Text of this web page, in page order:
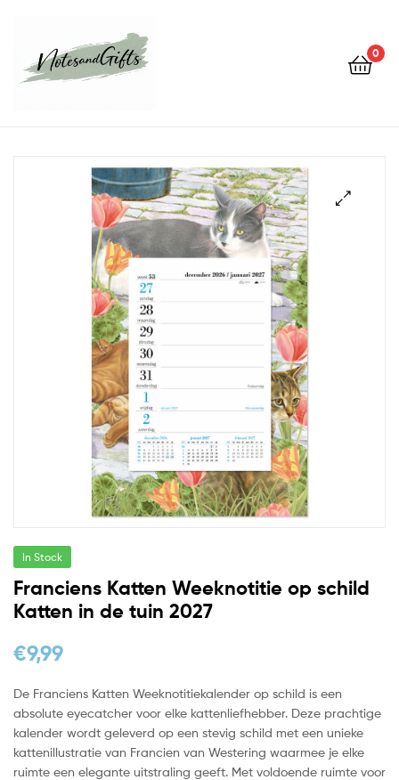
0
In Stock
Franciens Katten Weeknotitie op schild
Katten in de tuin 2027
€9,99
De Franciens Katten Weeknotitiekalender op schild is een
absolute eyecatcher voor elke kattenliefhebber. Deze prachtige
kalender wordt geleverd op een stevig schild met een unieke
kattenillustratie van Francien van Westering waarmee je elke
ruimte een elegante uitstraling geeft. Met voldoende ruimte voor